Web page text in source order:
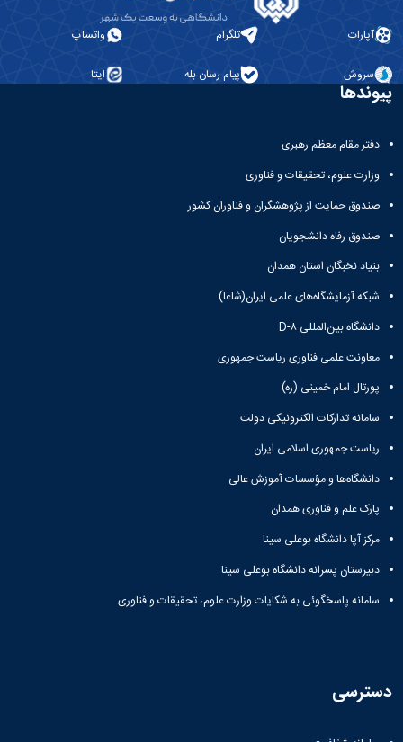
آپارات تلگرام واتساپ
سروش پیام رسان بله ایتا
پیوندها
دفتر مقام معظم رهبری
وزارت علوم، تحقیقات و فناوری
صندوق حمایت از پژوهشگران و فناوران کشور
صندوق رفاه دانشجویان
بنیاد نخبگان استان همدان
شبکه آزمایشگاه‌های علمی ایران(شاعا)
دانشگاه بین‌المللی D-۸
معاونت علمی فناوری ریاست جمهوری
پورتال امام خمینی (ره)
سامانه تدارکات الکترونیکی دولت
ریاست جمهوری اسلامی ایران
دانشگاه‌ها و مؤسسات آموزش عالی
پارک علم و فناوری همدان
مرکز آپا دانشگاه بوعلی سینا
دبیرستان پسرانه دانشگاه بوعلی سینا
سامانه پاسخگوئی به شکایات وزارت علوم، تحقیقات و فناوری
دسترسی